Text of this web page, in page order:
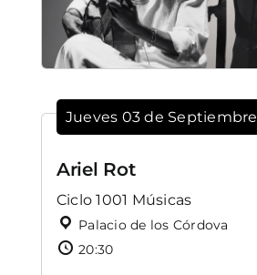
Jueves 03 de Septiembre
Ariel Rot
Ciclo 1001 Músicas
Palacio de los Córdova
20:30